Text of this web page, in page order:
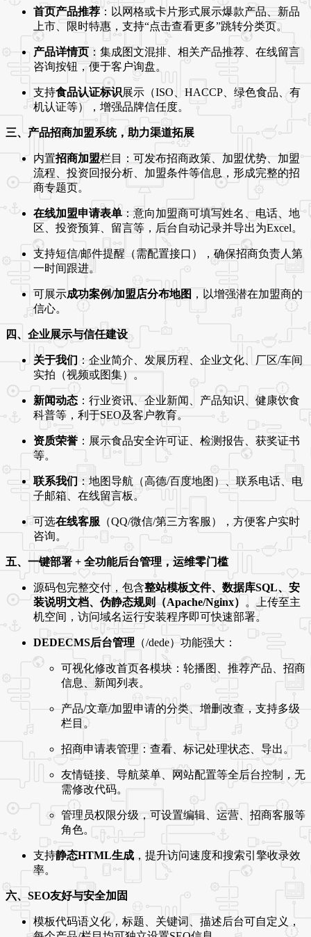
首页产品推荐：以网格或卡片形式展示爆款产品、新品
上市、限时特惠，支持“点击查看更多”跳转分类页。
产品详情页：集成图文混排、相关产品推荐、在线留言
咨询按钮，便于客户询盘。
支持食品认证标识展示（ISO、HACCP、绿色食品、有
机认证等），增强品牌信任度。
三、产品招商加盟系统，助力渠道拓展
内置招商加盟栏目：可发布招商政策、加盟优势、加盟
流程、投资回报分析、加盟条件等信息，形成完整的招
商专题页。
在线加盟申请表单：意向加盟商可填写姓名、电话、地
区、投资预算、留言等，后台自动记录并导出为Excel。
支持短信/邮件提醒（需配置接口），确保招商负责人第
一时间跟进。
可展示成功案例/加盟店分布地图 ，以增强潜在加盟商的
信心。
四、企业展示与信任建设
关于我们：企业简介、发展历程、企业文化、厂区/车间
实拍（视频或图集）。
新闻动态 ：行业资讯、企业新闻、产品知识、健康饮食
科普等，利于SEO及客户教育。
资质荣誉 ：展示食品安全许可证、检测报告、获奖证书
等。
联系我们：地图导航（高德/百度地图）、联系电话、电
子邮箱、在线留言板。
可选在线客服 （QQ/微信/第三方客服），方便客户实时
咨询。
五、一键部署 + 全功能后台管理，运维零门槛
源码包完整交付，包含整站模板文件、数据库SQL、安
装说明文档、伪静态规则（Apache/Nginx） 。上传至主
机空间，访问域名运行安装程序即可快速部署。
DEDECMS后台管理 （/dede）功能强大：
可视化修改首页各模块：轮播图、推荐产品、招商
信息、新闻列表。
产品/文章/加盟申请的分类、增删改查，支持多级
栏目。
招商申请表管理：查看、标记处理状态、导出。
友情链接、导航菜单、网站配置等全后台控制，无
需修改代码。
管理员权限分级，可设置编辑、运营、招商客服等
角色。
支持静态HTML生成，提升访问速度和搜索引擎收录效
率。
六、SEO友好与安全加固
模板代码语义化，标题、关键词、描述后台可自定义，